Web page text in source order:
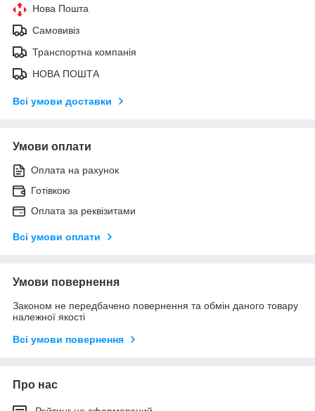
Нова Пошта
Самовивіз
Транспортна компанія
НОВА ПОШТА
Всі умови доставки
Умови оплати
Оплата на рахунок
Готівкою
Оплата за реквізитами
Всі умови оплати
Умови повернення
Законом не передбачено повернення та обмін даного товару
належної якості
Всі умови повернення
Про нас